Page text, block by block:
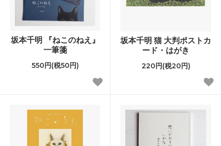
坂本千明 『ねこのねえ』
一筆箋
550円(税50円)
坂本千明 猫 大判ポストカ
ード・はがき
220円(税20円)